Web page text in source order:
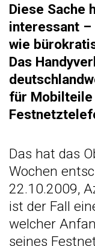
Diese Sache
interessant –
wie
Das
für Mobilteile
Das hat das
Wochen
22.10.2009,
ist der Fall
welcher
seines